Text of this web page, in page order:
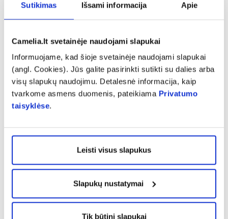
Sutikimas Išsami informacija Apie
Camelia.lt svetainėje naudojami slapukai
Informuojame, kad šioje svetainėje naudojami slapukai
(angl. Cookies). Jūs galite pasirinkti sutikti su dalies arba
visų slapukų naudojimu. Detalesnė informacija, kaip
tvarkome asmens duomenis, pateikiama Privatumo
taisyklėse.
Leisti visus slapukus
Slapukų nustatymai
Tik būtini slapukai
alfa-lipo rūgštis
Paprastųjų mėlynių vaisių sausasis
ekstraktas 4:1
Kolagenas 100 mg
Vitaminas E
Dviskiaučių ginkmedžių lapų
sausasis ekstraktas 30:1, kuriame
terpeno laktonų
40 mg
4 mg
Manganas 5 mg